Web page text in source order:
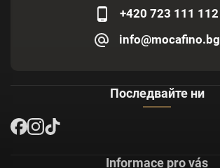
+420 723 111 112
info@mocafino.bg
Последвайте ни
Informace pro vás